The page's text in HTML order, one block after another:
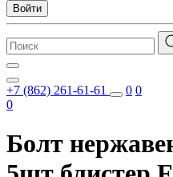
Войти
+7 (862) 261-61-61 0 0
0
Болт